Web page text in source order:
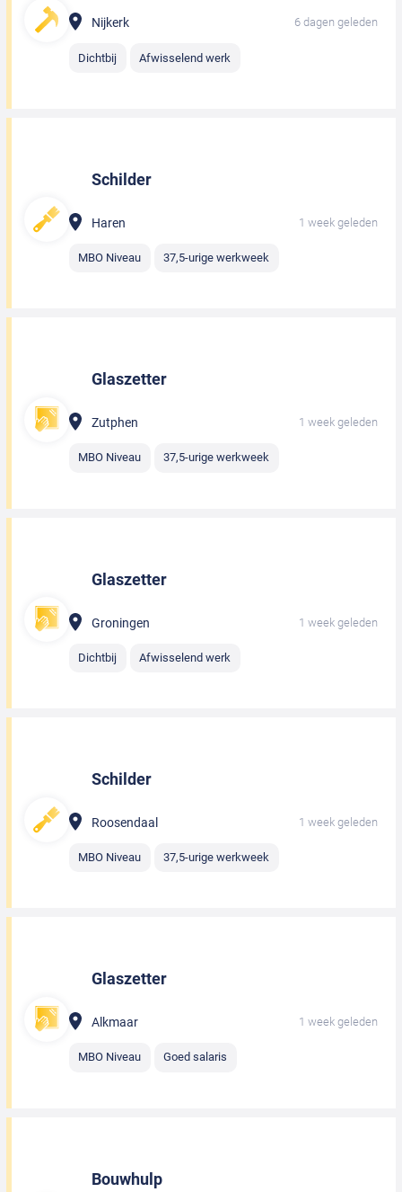
Nijkerk 6 dagen geleden
Dichtbij Afwisselend werk
Schilder
Haren 1 week geleden
MBO Niveau 37,5-urige werkweek
Glaszetter
Zutphen 1 week geleden
MBO Niveau 37,5-urige werkweek
Glaszetter
Groningen 1 week geleden
Dichtbij Afwisselend werk
Schilder
Roosendaal 1 week geleden
MBO Niveau 37,5-urige werkweek
Glaszetter
Alkmaar 1 week geleden
MBO Niveau Goed salaris
Bouwhulp